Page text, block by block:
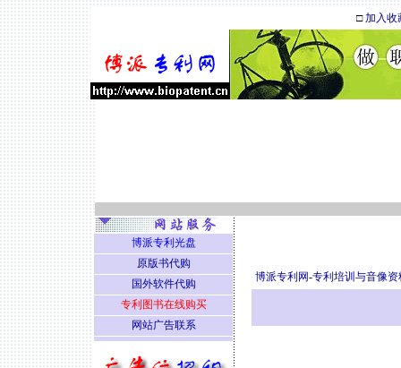
□加入收
博派专利网-专利培训与音像资
博派专利光盘
原版书代购
国外软件代购
专利图书在线购买
网站广告联系